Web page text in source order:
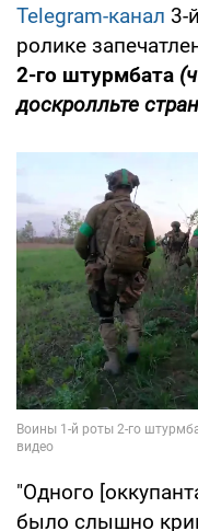
Telegram-канал 3-
ролике
2-го штурмбата
доскролльте
"Одного
было слышно